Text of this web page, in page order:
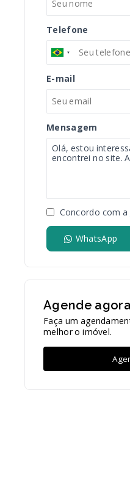
Telefone
E-mail
Mensagem
Concordo com a
WhatsApp
Agende
Faça um
melhor o imóvel.